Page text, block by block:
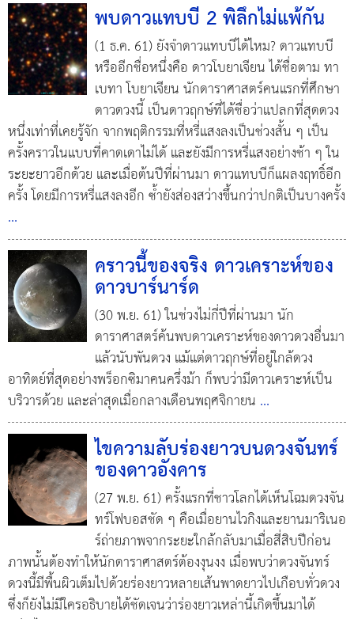
พบดาวแทบบี 2 พิลึกไม่แพ้กัน
(1 ธ.ค. 61) ยังจำดาวแทบบีได้ไหม? ดาวแทบบี
หรืออีกชื่อหนึ่งคือ ดาวโบยาเจียน ได้ชื่อตาม ทา
เบทา โบยาเจียน นักดาราศาสตร์คนแรกที่ศึกษา
ดาวดวงนี้ เป็นดาวฤกษ์ที่ได้ชื่อว่าแปลกที่สุดดวง
หนึ่งเท่าที่เคยรู้จัก จากพฤติกรรมที่หรี่แสงลงเป็นช่วงสั้น ๆ เป็น
ครั้งคราวในแบบที่คาดเดาไม่ได้ และยังมีการหรี่แสงอย่างช้า ๆ ใน
ระยะยาวอีกด้วย และเมื่อต้นปีที่ผ่านมา ดาวแทบบีก็แผลงฤทธิ์อีก
ครั้ง โดยมีการหรี่แสงลงอีก ซ้ำยังส่องสว่างขึ้นกว่าปกติเป็นบางครั้ง
...
คราวนี้ของจริง ดาวเคราะห์ของ
ดาวบาร์นาร์ด
(30 พ.ย. 61) ในช่วงไม่กี่ปีที่ผ่านมา นัก
ดาราศาสตร์ค้นพบดาวเคราะห์ของดาวดวงอื่นมา
แล้วนับพันดวง แม้แต่ดาวฤกษ์ที่อยู่ใกล้ดวง
อาทิตย์ที่สุดอย่างพร็อกซิมาคนครึ่งม้า ก็พบว่ามีดาวเคราะห์เป็น
บริวารด้วย และล่าสุดเมื่อกลางเดือนพฤศจิกายน ...
ไขความลับร่องยาวบนดวงจันทร์
ของดาวอังคาร
(27 พ.ย. 61) ครั้งแรกที่ชาวโลกได้เห็นโฉมดวงจัน
ทร์โฟบอสชัด ๆ คือเมื่อยานไวกิงและยานมาริเนอ
ร์ถ่ายภาพจากระยะใกล้กลับมาเมื่อสี่สิบปีก่อน
ภาพนั้นต้องทำให้นักดาราศาสตร์ต้องงุนงง เมื่อพบว่าดวงจันทร์
ดวงนี้มีพื้นผิวเต็มไปด้วยร่องยาวหลายเส้นพาดยาวไปเกือบทั่วดวง
ซึ่งก็ยังไม่มีใครอธิบายได้ชัดเจนว่าร่องยาวเหล่านี้เกิดขึ้นมาได้